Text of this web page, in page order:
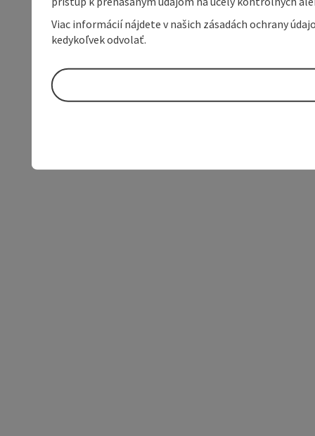
Viac informácií nájdete v našich zásadách ochrany
kedykoľvek odvolať.